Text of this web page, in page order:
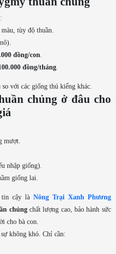
tùy độ thuần.
đồng/con
đồng/tháng.
với các giống thú kiểng khác.
chủng ở đâu cho
mượt.
nhập giống).
giống lai.
tin cậy là Nông Trại Xanh Phương
chủngchất lượng cao, bảo hành sức
cho bà con.
không khó. Chỉ cần: